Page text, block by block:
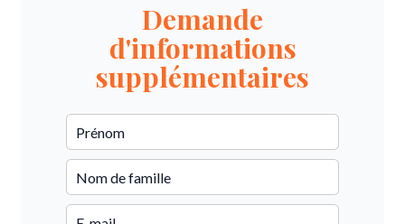
Demande
d'informations
supplémentaires